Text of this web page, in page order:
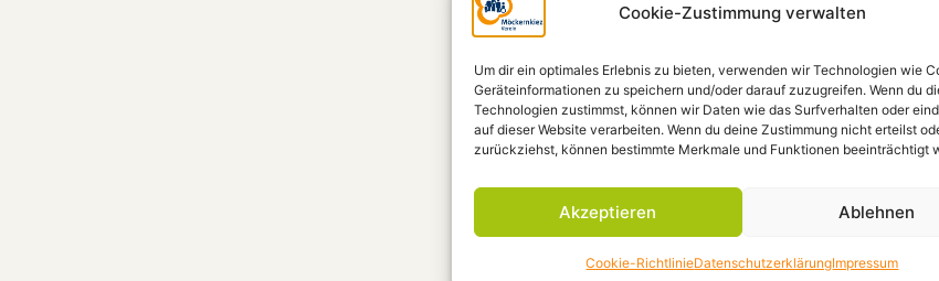
Cookie-Zustimmung verwalten
Um dir ein optimales Erlebnis zu bieten, verwenden wir Technologien wie
Geräteinformationen zu speichern und/oder darauf zuzugreifen. Wenn du
Technologien zustimmst, können wir Daten wie das Surfverhalten oder
auf dieser Website verarbeiten. Wenn du deine Zustimmung nicht erteilst
zurückziehst, können bestimmte Merkmale und Funktionen beeinträchtigt
Akzeptieren Ablehnen
Cookie-RichtlinieDatenschutzerklärungImpressum